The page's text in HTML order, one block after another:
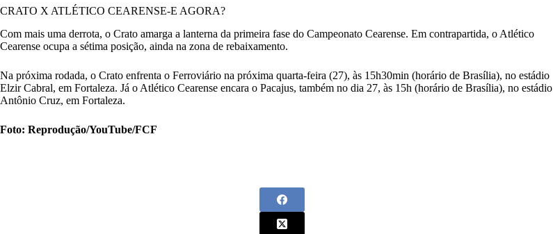
CRATO X ATLÉTICO CEARENSE-E AGORA?
Com mais uma derrota, o Crato amarga a lanterna da primeira fase do Campeonato Cearense. Em contrapartida, o Atlético
Cearense ocupa a sétima posição, ainda na zona de rebaixamento.
Na próxima rodada, o Crato enfrenta o Ferroviário na próxima quarta-feira (27), às 15h30min (horário de Brasília), no estádio
Elzir Cabral, em Fortaleza. Já o Atlético Cearense encara o Pacajus, também no dia 27, às 15h (horário de Brasília), no estádio
Antônio Cruz, em Fortaleza.
Foto: Reprodução/YouTube/FCF